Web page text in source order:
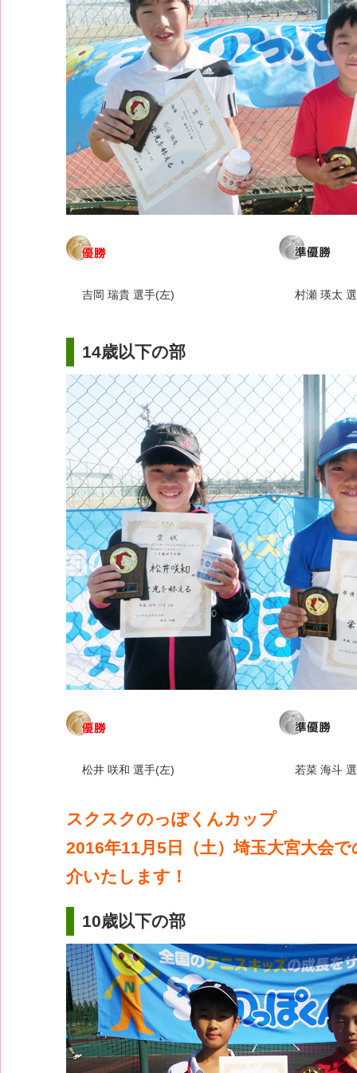
吉岡 瑞貴 選手(左) 村瀬 瑛太
14歳以下の部
松井 咲和 選手(左) 若菜 海斗
スクスクのっぽくんカップ
2016年11月5日（土）埼玉大宮大会
介いたします！
10歳以下の部